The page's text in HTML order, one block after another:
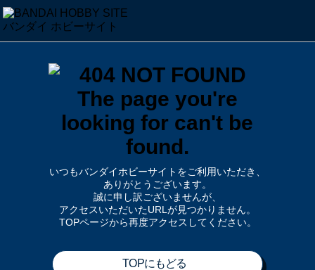
いつもバンダイホビーサイトをご利用いただき、
ありがとうございます。
誠に申し訳ございませんが、
アクセスいただいたURLが見つかりません。
TOPページから再度アクセスしてください。
TOPにもどる